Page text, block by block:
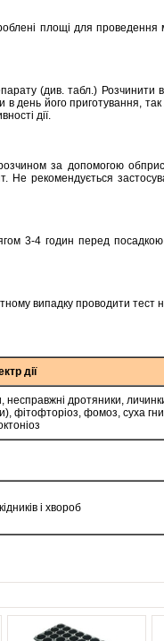
площі для проведення
(див. табл.) Розчинити в
день його приготування,
дії.
за допомогою
Не рекомендується
3-4 годин перед посадкою
випадку проводити тест
дії
несправжні дротяники,
фітофторіоз, фомоз, суха
і хвороб